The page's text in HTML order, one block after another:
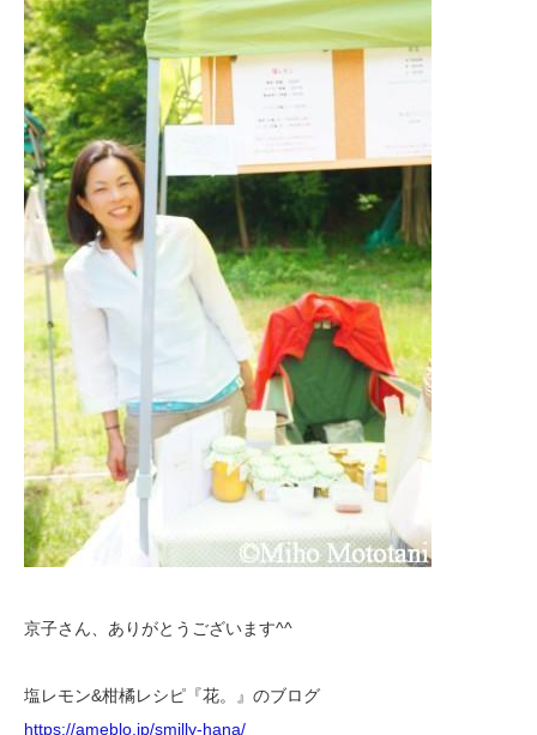
京子さん、ありがとうございます^^
塩レモン&柑橘レシピ『花。』のブログ
https://ameblo.jp/smilly-hana/